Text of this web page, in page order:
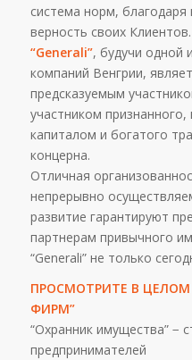
система норм,
верность своих Клиентов.
“Generali”, будучи одной
компаний Венгрии,
предсказуемым
участником
капиталом и богатого
концерна.
Отличная
непрерывно
развитие гарантируют
партнерам привычного
“Generali” не только
ПРОСМОТРИТЕ В
ФИРМ”
“Охранник имущества” −
предпринимателей